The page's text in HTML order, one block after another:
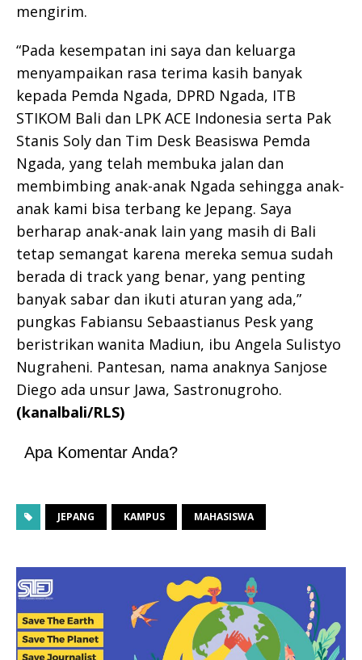
mengirim.
“Pada kesempatan ini saya dan keluarga
menyampaikan rasa terima kasih banyak
kepada Pemda Ngada, DPRD Ngada, ITB
STIKOM Bali dan LPK ACE Indonesia serta Pak
Stanis Soly dan Tim Desk Beasiswa Pemda
Ngada, yang telah membuka jalan dan
membimbing anak-anak Ngada sehingga anak-
anak kami bisa terbang ke Jepang. Saya
berharap anak-anak lain yang masih di Bali
tetap semangat karena mereka semua sudah
berada di track yang benar, yang penting
banyak sabar dan ikuti aturan yang ada,”
pungkas Fabiansu Sebaastianus Pesk yang
beristrikan wanita Madiun, ibu Angela Sulistyo
Nugraheni. Pantesan, nama anaknya Sanjose
Diego ada unsur Jawa, Sastronugroho.
(kanalbali/RLS)
Apa Komentar Anda?
JEPANG KAMPUS MAHASISWA